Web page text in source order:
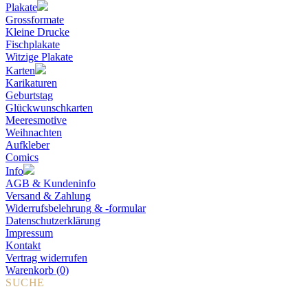
Plakate
Grossformate
Kleine Drucke
Fischplakate
Witzige Plakate
Karten
Karikaturen
Geburtstag
Glückwunschkarten
Meeresmotive
Weihnachten
Aufkleber
Comics
Info
AGB & Kundeninfo
Versand & Zahlung
Widerrufsbelehrung & -formular
Datenschutzerklärung
Impressum
Kontakt
Vertrag widerrufen
Warenkorb (0)
SUCHE